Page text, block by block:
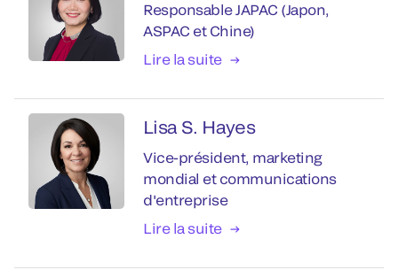
Responsable JAPAC (Japon,
ASPAC et Chine)
Lire la suite
Lisa S. Hayes
Vice-président, marketing
mondial et communications
d'entreprise
Lire la suite